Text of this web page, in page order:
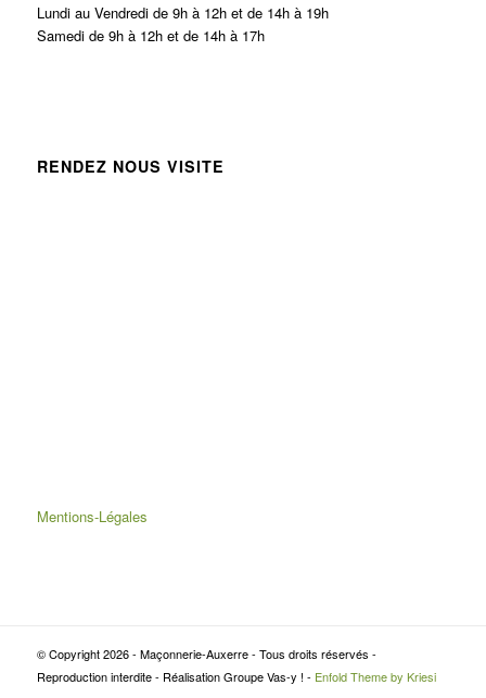
Lundi au Vendredi de 9h à 12h et de 14h à 19h
Samedi de 9h à 12h et de 14h à 17h
RENDEZ NOUS VISITE
Mentions-Légales
© Copyright 2026 - Maçonnerie-Auxerre - Tous droits réservés -
Reproduction interdite - Réalisation Groupe Vas-y ! - Enfold Theme by Kriesi